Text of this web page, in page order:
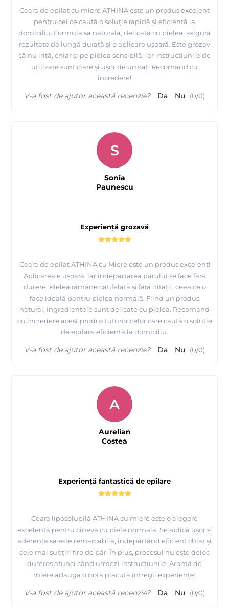
Ceara de epilat cu miere ATHINA este un produs excelent
pentru cei ce caută o soluție rapidă și eficientă la
domiciliu. Formula sa naturală, delicată cu pielea, asigură
rezultate de lungă durată și o aplicare ușoară. Este grozav
că nu irită, chiar și pe pielea sensibilă, iar instrucțiunile de
utilizare sunt clare și ușor de urmat. Recomand cu
încredere!
V-a fost de ajutor această recenzie? Da Nu (0/0)
Experiență grozavă
Ceara de epilat ATHINA cu Miere este un produs excelent!
Aplicarea e ușoară, iar îndepărtarea părului se face fără
durere. Pielea rămâne catifelată și fără iritații, ceea ce o
face ideală pentru pielea normală. Fiind un produs
natural, ingredientele sunt delicate cu pielea. Recomand
cu încredere acest produs tuturor celor care caută o soluție
de epilare eficientă la domiciliu.
S
Sonia
Paunescu
V-a fost de ajutor această recenzie? Da Nu (0/0)
Experiență fantastică de epilare
Ceara liposolubilă ATHINA cu miere este o alegere
excelentă pentru cineva cu piele normală. Se aplică ușor și
aderența sa este remarcabilă, îndepărtând eficient chiar și
cele mai subțiri fire de păr. În plus, procesul nu este deloc
dureros atunci când urmezi instrucțiunile. Aroma de
miere adaugă o notă plăcută întregii experiențe.
A
Aurelian
Costea
V-a fost de ajutor această recenzie? Da Nu (0/0)